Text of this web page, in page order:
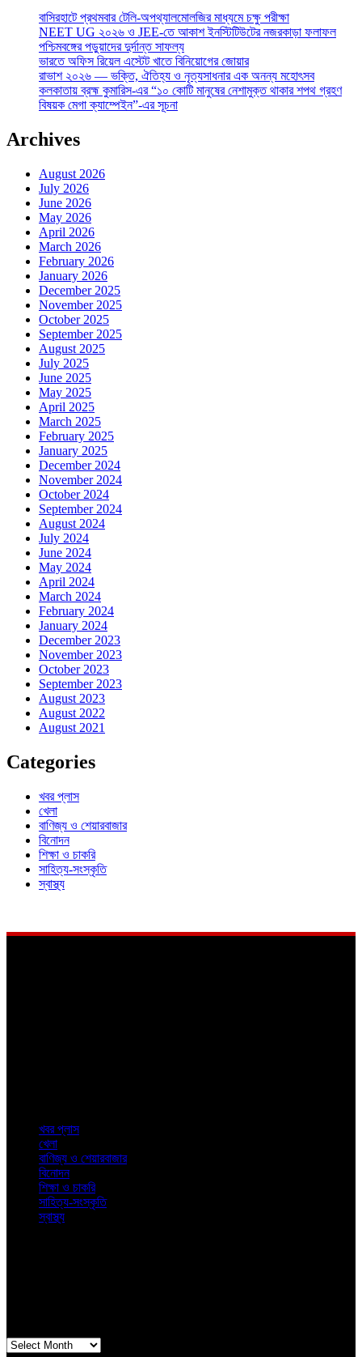
বাসিরহাটে প্রথমবার টেলি-অপথ্যালমোলজির মাধ্যমে চক্ষু পরীক্ষা
NEET UG ২০২৬ ও JEE-তে আকাশ ইনস্টিটিউটের নজরকাড়া ফলাফল
পশ্চিমবঙ্গের পড়ুয়াদের দুর্দান্ত সাফল্য
ভারতে অফিস রিয়েল এস্টেট খাতে বিনিয়োগের জোয়ার
রাভাশ ২০২৬ — ভক্তি, ঐতিহ্য ও নৃত্যসাধনার এক অনন্য মহোৎসব
কলকাতায় ব্রহ্ম কুমারিস-এর “১০ কোটি মানুষের নেশামুক্ত থাকার শপথ গ্রহণ
বিষয়ক মেগা ক্যাম্পেইন”-এর সূচনা
Archives
August 2026
July 2026
June 2026
May 2026
April 2026
March 2026
February 2026
January 2026
December 2025
November 2025
October 2025
September 2025
August 2025
July 2025
June 2025
May 2025
April 2025
March 2025
February 2025
January 2025
December 2024
November 2024
October 2024
September 2024
August 2024
July 2024
June 2024
May 2024
April 2024
March 2024
February 2024
January 2024
December 2023
November 2023
October 2023
September 2023
August 2023
August 2022
August 2021
Categories
খবর প্লাস
খেলা
বাণিজ্য ও শেয়ারবাজার
বিনোদন
শিক্ষা ও চাকরি
সাহিত্য-সংস্কৃতি
স্বাস্থ্য
খবর প্লাস
খেলা
বাণিজ্য ও শেয়ারবাজার
বিনোদন
শিক্ষা ও চাকরি
সাহিত্য-সংস্কৃতি
স্বাস্থ্য